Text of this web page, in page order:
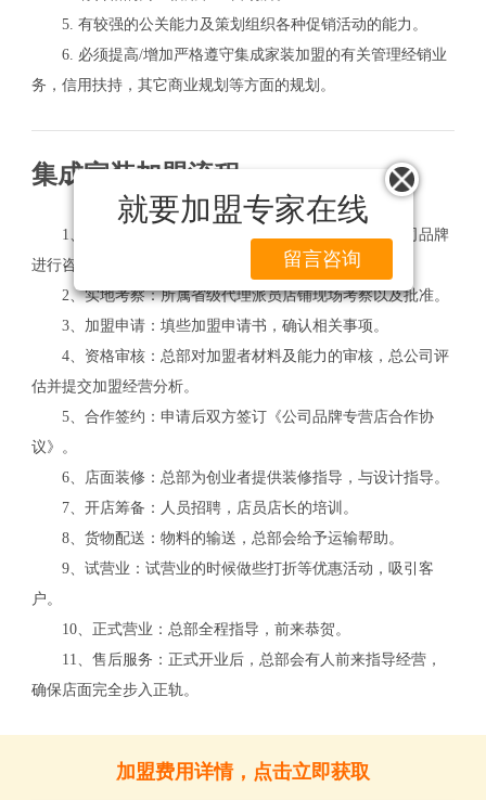
就要加盟专家在线
留言咨询
5. 有较强的公关能力及策划组织各种促销活动的能力。
6. 必须提高/增加严格遵守集成家装加盟的有关管理经销业
务，信用扶持，其它商业规划等方面的规划。
集成家装加盟流程
1、加盟咨询：向公司总部电话咨询加盟事项；对公司品牌
进行咨询了解。
2、实地考察：所属省级代理派员店铺现场考察以及批准。
3、加盟申请：填些加盟申请书，确认相关事项。
4、资格审核：总部对加盟者材料及能力的审核，总公司评
估并提交加盟经营分析。
5、合作签约：申请后双方签订《公司品牌专营店合作协
议》。
6、店面装修：总部为创业者提供装修指导，与设计指导。
7、开店筹备：人员招聘，店员店长的培训。
8、货物配送：物料的输送，总部会给予运输帮助。
9、试营业：试营业的时候做些打折等优惠活动，吸引客
户。
10、正式营业：总部全程指导，前来恭贺。
11、售后服务：正式开业后，总部会有人前来指导经营，
确保店面完全步入正轨。
加盟费用详情，点击立即获取